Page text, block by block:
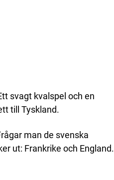
svagt kvalspel och en
till Tyskland.
man de svenska
ut: Frankrike och England.